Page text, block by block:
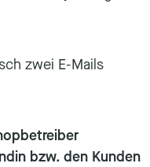
zwei E-Mails
bzw. den Kunden